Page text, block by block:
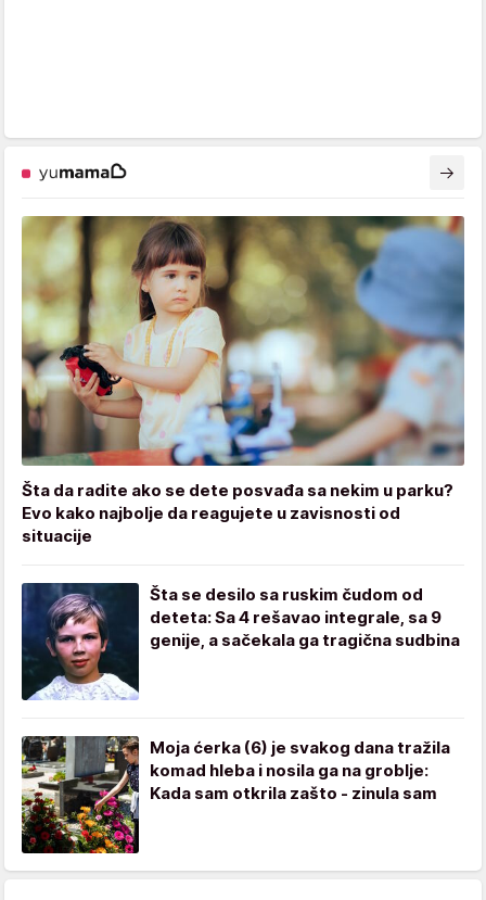
Šta da radite ako se dete posvađa sa nekim u parku?
Evo kako najbolje da reagujete u zavisnosti od
situacije
Šta se desilo sa ruskim čudom od
deteta: Sa 4 rešavao integrale, sa 9
genije, a sačekala ga tragična sudbina
Moja ćerka (6) je svakog dana tražila
komad hleba i nosila ga na groblje:
Kada sam otkrila zašto - zinula sam